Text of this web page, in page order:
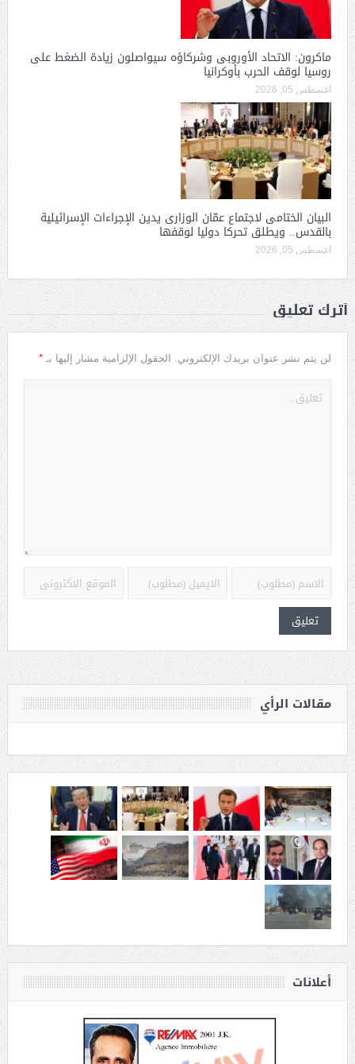
ماكرون: الاتحاد الأوروبى وشركاؤه سيواصلون زيادة الضغط على
روسيا لوقف الحرب بأوكرانيا
أغسطس 05, 2026
البيان الختامى لاجتماع عمّان الوزارى يدين الإجراءات الإسرائيلية
بالقدس.. ويطلق تحركا دوليا لوقفها
أغسطس 05, 2026
أترك تعليق
لن يتم نشر عنوان بريدك الإلكتروني. الحقول الإلزامية مشار إليها بـ *
مقالات الرأي
أعلانات